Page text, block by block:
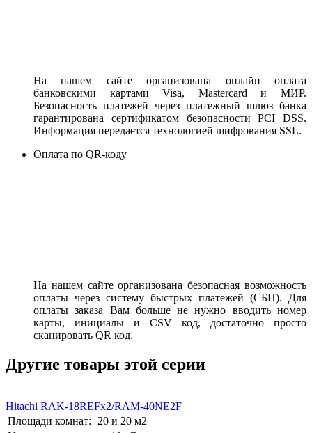
На нашем сайте организована онлайн оплата
банковскими картами Visa, Mastercard и МИР.
Безопасность платежей через платежный шлюз банка
гарантирована сертификатом безопасности PCI DSS.
Информация передается технологией шифрования SSL.
Оплата по QR-коду
На нашем сайте организована безопасная возможность
оплаты через систему быстрых платежей (СБП). Для
оплаты заказа Вам больше не нужно вводить номер
карты, инициалы и CSV код, достаточно просто
сканировать QR код.
Другие товары этой серии
Hitachi RAK-18REFх2/RAM-40NE2F
Площади комнат:
20 и 20 м2